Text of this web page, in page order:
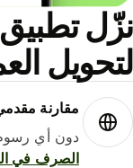
مقارنة مقدمي
دون أي رسوم
الصرف في